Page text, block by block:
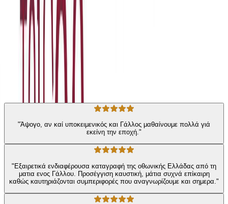
συλλογή Χάρη Γιακουμή/Kallimages, Παρίσι
Ιστορία
Η γνώμη των ακροατών
★ 4.6 /5 Βαθμολογία βιβλίου
Αξιολογήσεις
"Άψογο, αν καί υποκειμενικός και Γάλλος μαθαίνουμε πολλά γιά
εκείνη την εποχή."
"Εξαιρετικά ενδιαφέρουσα καταγραφή της οθωνικής Ελλάδας από τη
ματια ενος Γάλλου. Προσέγγιση καυστική, μάτια συχνά επίκαιρη
καθώς καυτηριάζονται συμπεριφορές που αναγνωρίζουμε και σημερα."